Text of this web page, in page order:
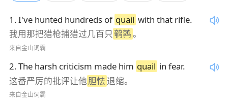
1 .I've hunted hundreds of quail with that rifle.
我用那把猎枪捕猎过几百只鹌鹑。
来自金山词霸
2.The harsh criticism made him quail in fear.
这番严厉的批评让他胆怯 退缩。
来自金山词霸